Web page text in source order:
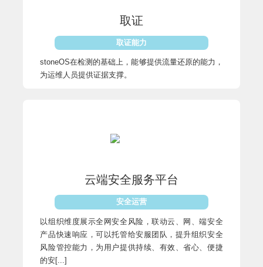
取证
取证能力
stoneOS在检测的基础上，能够提供流量还原的能力，
为运维人员提供证据支撑。
云端安全服务平台
安全运营
以组织维度展示全网安全风险，联动云、网、端安全
产品快速响应，可以托管给安服团队，提升组织安全
风险管控能力，为用户提供持续、有效、省心、便捷
的安[...]